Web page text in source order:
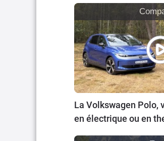
La Volkswagen Polo,
en électrique ou en